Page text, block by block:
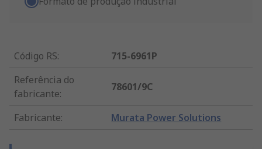
Código RS:
715-6961P
Referência do
fabricante:
78601/9C
Fabricante: Murata Power Solutions